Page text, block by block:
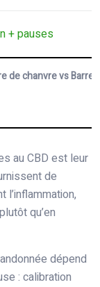
de chanvre vs
+ pauses
au CBD est leur
de
l’inflammation,
qu’en
dépend
: calibration